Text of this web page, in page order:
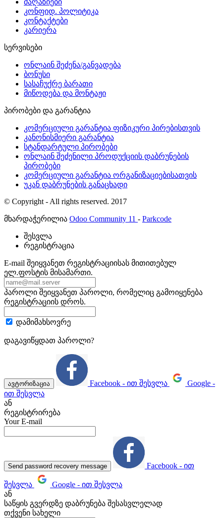
მაღაზიები
კონფიდ. პოლიტიკა
კონტაქტები
კარიერა
სერვისები
ონლაინ შეძენა/განვადება
ბონუსი
სასაჩუქრე ბარათი
მიწოდება და მონტაჟი
პირობები და გარანტია
კომერციული გარანტია ფიზიკური პირებისთვის
კანონისმიერი გარანტია
სტანდარტული პირობები
ონლაინ შეძენილი პროდუქციის დაბრუნების
პირობები
კომერციული გარანტია ორგანიზაციებისათვის
უკან დაბრუნების განაცხადი
© Copyright - All rights reserved. 2017
მხარდაჭერილია Odoo Community 11 - Parkcode
შესვლა
რეგისტრაცია
E-mail შეიყვანეთ რეგისტრაციისას მითითებულ
ელ.ფოსტის მისამართი.
პაროლი შეიყვანეთ პაროლი, რომელიც გამოიყენება
რეგისტრაციის დროს.
დამიმახსოვრე
დაგავიწყდათ პაროლი?
ავტორიზაცია Facebook - ით შესვლა
Google -
ით შესვლა
ან
რეგისტრირება
Your E-mail
Send password recovery message Facebook - ით
შესვლა
Google - ით შესვლა
ან
საწყის გვერდზე დაბრუნება შესასვლელად
თქვენი სახელი